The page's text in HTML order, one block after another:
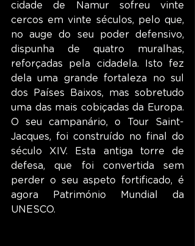
cidade de Namur sofreu vinte
cercos em vinte séculos, pelo que,
no auge do seu poder defensivo,
dispunha de quatro muralhas,
reforçadas pela cidadela. Isto fez
dela uma grande fortaleza no sul
dos Países Baixos, mas sobretudo
uma das mais cobiçadas da Europa.
O seu campanário, o Tour Saint-
Jacques, foi construído no final do
século XIV. Esta antiga torre de
defesa, que foi convertida sem
perder o seu aspeto fortificado, é
agora Património Mundial da
UNESCO.